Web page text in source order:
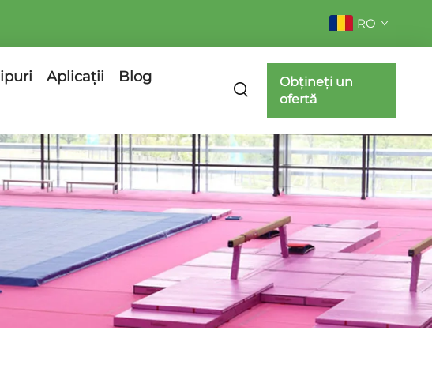
RO
Aplicații
Blog
Obțineți un
ofertă